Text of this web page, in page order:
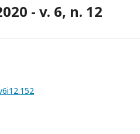
- v. 6, n. 12